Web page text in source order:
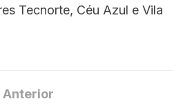
Tecnorte, Céu Azul e Vila
Anterior